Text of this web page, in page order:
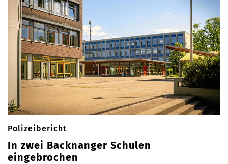
Polizeibericht
In zwei Backnanger Schulen
eingebrochen